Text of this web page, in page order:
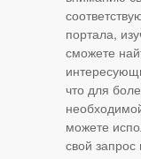
портала,
сможете
что для
можете
свой запрос